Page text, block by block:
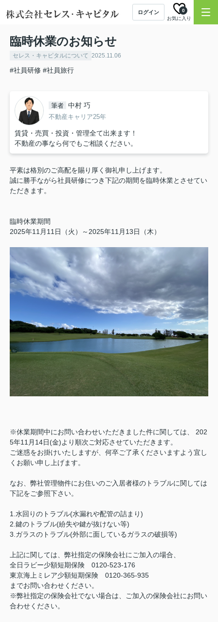
ログイン
お気に入り
0
臨時休業のお知らせ
セレス・キャピタルについて 2025.11.06
#社員研修 #社員旅行
筆者 中村 巧
不動産キャリア25年
賃貸・売買・投資・管理全て出来ます！
不動産の事なら何でもご相談ください。
平素は格別のご高配を賜り厚く御礼申し上げます。
誠に勝手ながら社員研修につき下記の期間を臨時休業とさせてい
ただきます。
臨時休業期間
2025年11月11日（火）～2025年11月13日（木）
※休業期間中にお問い合わせいただきました件に関しては、 202
5年11月14日(金)より順次ご対応させていただきます。
ご迷惑をお掛けいたしますが、何卒ご了承くださいますよう宜し
くお願い申し上げます。
なお、弊社管理物件にお住いのご入居者様のトラブルに関しては
下記をご参照下さい。
1.水回りのトラブル(水漏れや配管の詰まり)
2.鍵のトラブル(紛失や鍵が抜けない等)
3.ガラスのトラブル(外部に面しているガラスの破損等)
上記に関しては、弊社指定の保険会社にご加入の場合、
全日ラビー少額短期保険 0120-523-176
東京海上ミレア少額短期保険 0120-365-935
までお問い合わせください。
※弊社指定の保険会社でない場合は、ご加入の保険会社にお問い
合わせください。